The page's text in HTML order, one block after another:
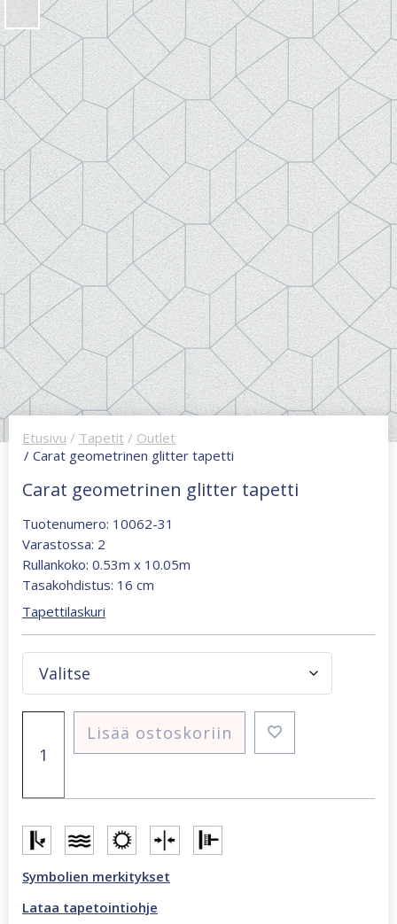
Etusivu / Tapetit / Outlet
/ Carat geometrinen glitter tapetti
Carat geometrinen glitter tapetti
Tuotenumero: 10062-31
Varastossa: 2
Rullankoko: 0.53m x 10.05m
Tasakohdistus: 16 cm
Tapettilaskuri
geometrinen
glitter
Lisää ostoskoriin
Symbolien merkitykset
Lataa tapetointiohje